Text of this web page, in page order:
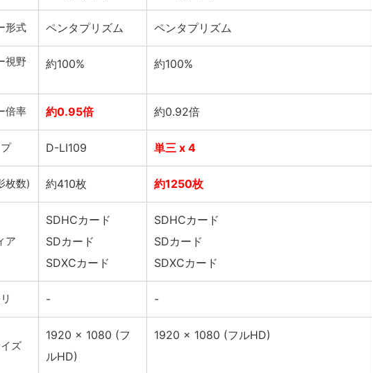
形式 ペンタプリズム ペンタプリズム
視野
約100% 約100%
倍率 約0.95倍 約0.92倍
D-LI109 単三 x 4
枚数) 約410枚 約1250枚
ア
SDHCカード
SDカード
SDXCカード
SDHCカード
SDカード
SDXCカード
- -
ズ
1920 x 1080 (フ
ルHD)
1920 x 1080 (フルHD)